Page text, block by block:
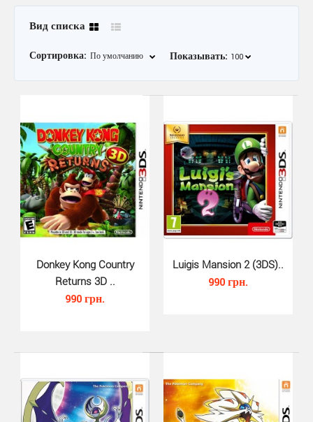
Вид списка
Сортировка: Показывать:
990 грн.
Donkey Kong Country
Returns 3D ..
990 грн.
Luigis Mansion 2 (3DS)..
990 грн.